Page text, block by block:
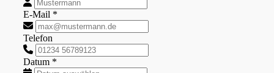
E-Mail *
Telefon
Datum *